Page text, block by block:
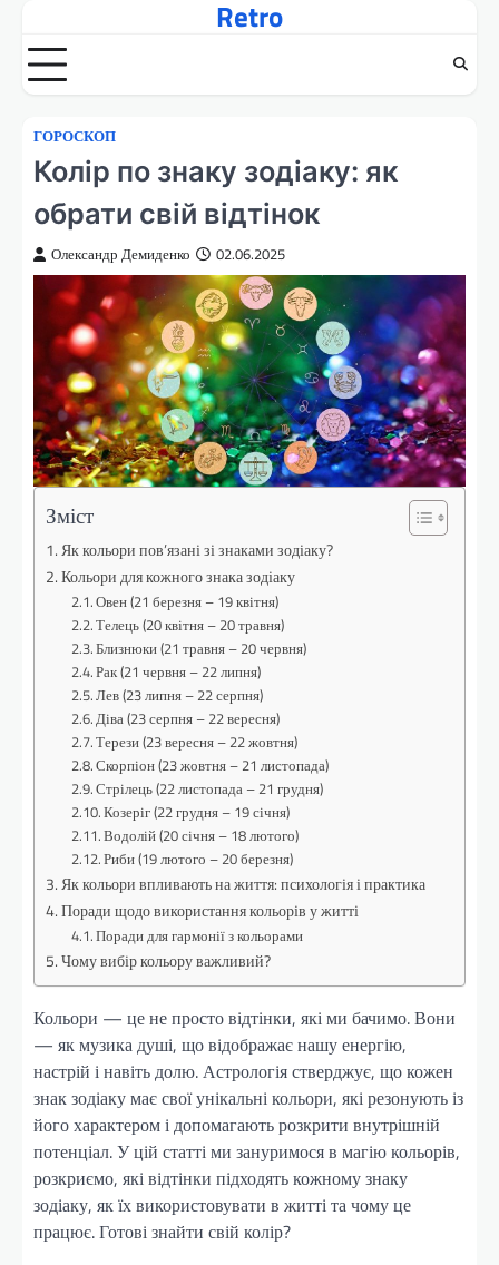
вмісту
Retro
ГОРОСКОП
Колір по знаку зодіаку: як
обрати свій відтінок
Олександр Демиденко 02.06.2025
Зміст
Як кольори пов’язані зі знаками зодіаку?
Кольори для кожного знака зодіаку
Овен (21 березня – 19 квітня)
Телець (20 квітня – 20 травня)
Близнюки (21 травня – 20 червня)
Рак (21 червня – 22 липня)
Лев (23 липня – 22 серпня)
Діва (23 серпня – 22 вересня)
Терези (23 вересня – 22 жовтня)
Скорпіон (23 жовтня – 21 листопада)
Стрілець (22 листопада – 21 грудня)
Козеріг (22 грудня – 19 січня)
Водолій (20 січня – 18 лютого)
Риби (19 лютого – 20 березня)
Як кольори впливають на життя: психологія і практика
Поради щодо використання кольорів у житті
Поради для гармонії з кольорами
Чому вибір кольору важливий?
Кольори — це не просто відтінки, які ми бачимо. Вони
— як музика душі, що відображає нашу енергію,
настрій і навіть долю. Астрологія стверджує, що кожен
знак зодіаку має свої унікальні кольори, які резонують із
його характером і допомагають розкрити внутрішній
потенціал. У цій статті ми зануримося в магію кольорів,
розкриємо, які відтінки підходять кожному знаку
зодіаку, як їх використовувати в житті та чому це
працює. Готові знайти свій колір?